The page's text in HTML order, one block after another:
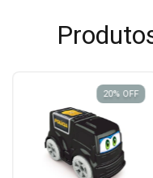
20% OFF